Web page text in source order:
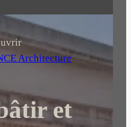
Architecture
et